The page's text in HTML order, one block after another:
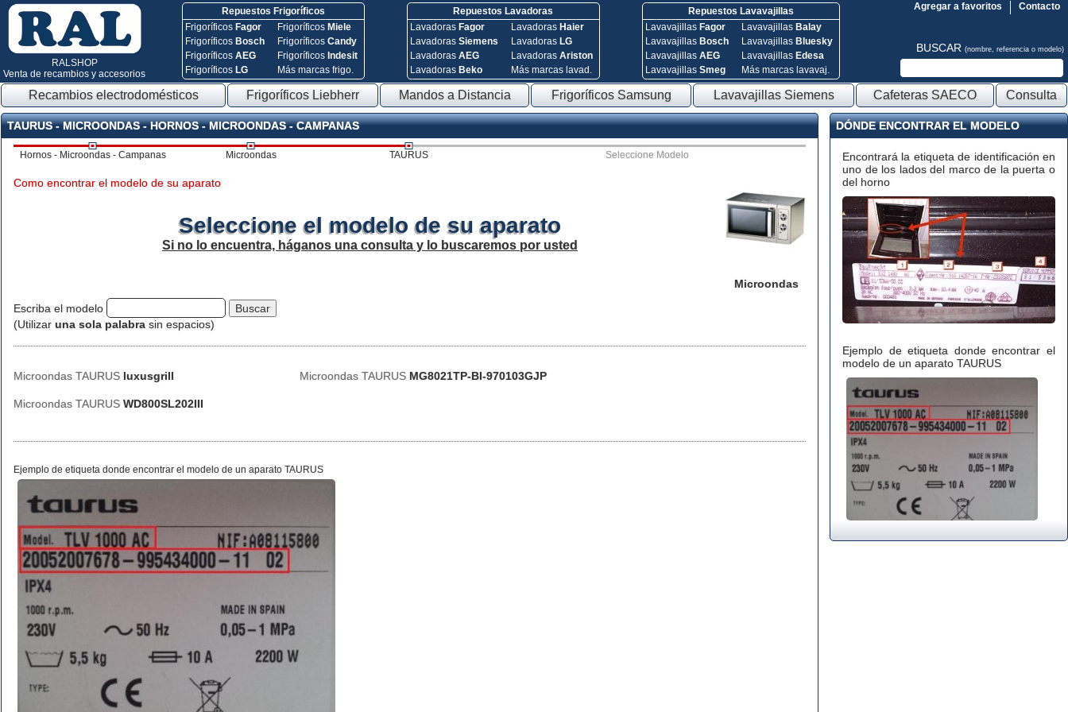
RALSHOP
Venta de recambios y accesorios
Repuestos Frigoríficos
Frigoríficos Fagor
Frigoríficos Bosch
FrigoríficosAEG
Frigoríficos LG
Frigoríficos Miele
FrigoríficosCandy
Frigoríficos Indesit
Más marcas frigo.
Repuestos Lavadoras
Lavadoras Fagor
Lavadoras Siemens
Lavadoras AEG
Lavadoras Beko
Lavadoras Haier
Lavadoras LG
Lavadoras Ariston
Más marcas lavad.
Repuestos Lavavajillas
Lavavajillas Fagor
Lavavajillas Bosch
Lavavajillas AEG
Lavavajillas Smeg
Lavavajillas Balay
Lavavajillas Bluesky
Lavavajillas Edesa
Más marcas lavavaj.
Contacto
Agregar a favoritos
BUSCAR (nombre, referencia o modelo)
Recambios electrodomésticos Frigoríficos Liebherr Mandos a Distancia Frigoríficos Samsung Lavavajillas Siemens Cafeteras SAECO Consulta
TAURUS - MICROONDAS - HORNOS - MICROONDAS - CAMPANAS
Hornos - Microondas - Campanas Microondas TAURUS Seleccione Modelo
Microondas
Como encontrar el modelo de su aparato
Seleccione el modelo de su aparato
Si no lo encuentra, háganos una consulta y lo buscaremos por usted
Escriba el modelo
(Utilizar una sola palabra sin espacios)
Microondas TAURUS luxusgrill Microondas TAURUS MG8021TP-BI-970103GJP
Microondas TAURUS WD800SL202III
Ejemplo de etiqueta donde encontrar el modelo de un aparato TAURUS
DÓNDE ENCONTRAR EL MODELO
Encontrará la etiqueta de identificación en
uno de los lados del marco de la puerta o
del horno
Ejemplo de etiqueta donde encontrar el
modelo de un aparato TAURUS